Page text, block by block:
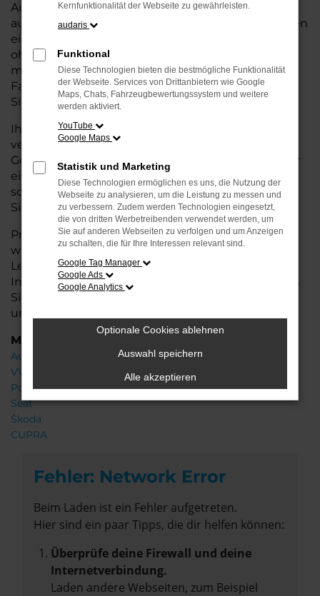
Ausstattung, der niedrigen Laufleistung und der
ausgezeichneten Pflege ist dieser Gebrauchtwagen
eine kostengünstige Alternative zum Neuwagen,
ohne auf Komfort und Qualität verzichten zu
müssen. Ob im Stadtverkehr oder für längere
Fahrten, der Taigo überzeugt durch Fahrkomfort,
Sicherheit und Wirtschaftlichkeit.
Ihr VW Autohaus in Weyhe ist Ihr
vertrauenswürdiger Partner, wenn es um
Gebrauchtwagen geht. Wir bieten Ihnen nicht nur
eine große Auswahl an geprüften Fahrzeugen,
sondern auch eine fachkundige Beratung, damit
Sie das für Sie passende Modell finden.
Profitieren Sie von unseren zusätzlichenServices
wie attraktiven Finanzierungsmöglichkeiten,
Leasingangeboten und der bequemen
Inzahlungnahme Ihres alten Fahrzeugs. Besuchen
Sie uns und überzeugen Sie sich von der Qualität
und dem Service, den wir Ihnen bieten!
Marken
Audi
VW
Porsche
Seat
Škoda
CUPRA
Fehler: Network Error
Beim Laden ist ein Fehler aufgetreten.
Hier sind ein paar Tipps, die dir helfen können:
Überprüfe deine Firewall und deine
Internetverbindung.
Laden andere Webseiten, zum Beispiel
Kernfunktionalität der Webseite zu gewährleisten.
audaris
Funktional
Diese Technologien bieten die bestmögliche Funktionalität
der Webseite. Services von Drittanbietern wie Google
Maps, Chats, Fahrzeugbewertungssystem und weitere
werden aktiviert.
YouTube
Google Maps
Statistik und Marketing
Diese Technologien ermöglichen es uns, die Nutzung der
Webseite zu analysieren, um die Leistung zu messen und
zu verbessern. Zudem werden Technologien eingesetzt,
die von dritten Werbetreibenden verwendet werden, um
Sie auf anderen Webseiten zu verfolgen und um Anzeigen
zu schalten, die für Ihre Interessen relevant sind.
Google Tag Manager
Google Ads
Google Analytics
Optionale Cookies ablehnen
Auswahl speichern
Alle akzeptieren